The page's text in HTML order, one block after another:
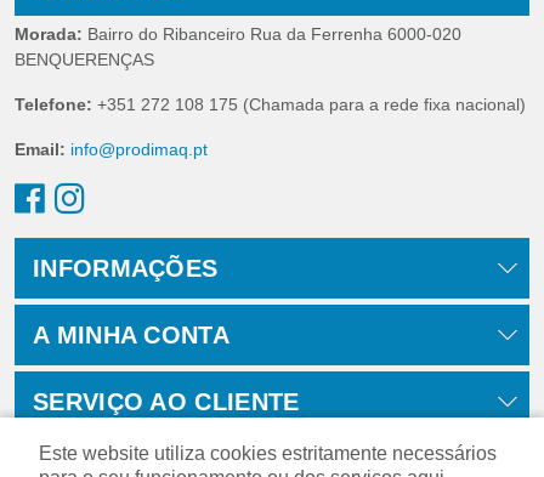
Morada: Bairro do Ribanceiro Rua da Ferrenha 6000-020
BENQUERENÇAS
Telefone: +351 272 108 175 (Chamada para a rede fixa nacional)
Email: info@prodimaq.pt
INFORMAÇÕES
A MINHA CONTA
SERVIÇO AO CLIENTE
Este website utiliza cookies estritamente necessários